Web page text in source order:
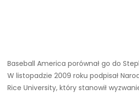
Baseball America porównał go do
W listopadzie 2009 roku podpisał
Rice University, który stanowił